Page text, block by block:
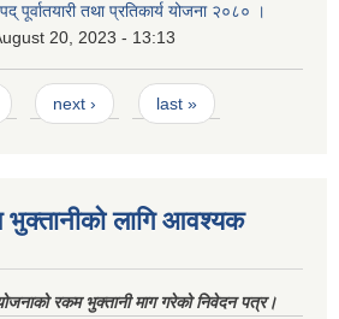
पूर्वातयारी तथा प्रतिकार्य योजना २०८० ।
20, 2023 - 13:13
next › last »
भुक्तानीको लागि आवश्यक
रकम भुक्तानी माग गरेको निवेदन पत्र।